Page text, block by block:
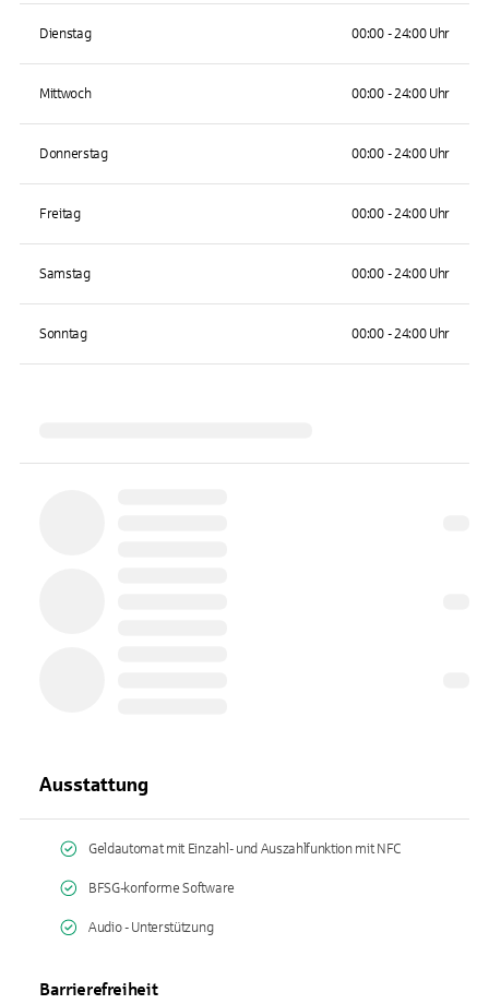
Dienstag 00:00 - 24:00 Uhr
Mittwoch 00:00 - 24:00 Uhr
Donnerstag 00:00 - 24:00 Uhr
Freitag 00:00 - 24:00 Uhr
Samstag 00:00 - 24:00 Uhr
Sonntag 00:00 - 24:00 Uhr
Ausstattung
Geldautomat mit Einzahl- und Auszahlfunktion mit NFC
BFSG-konforme Software
Audio - Unterstützung
Barrierefreiheit